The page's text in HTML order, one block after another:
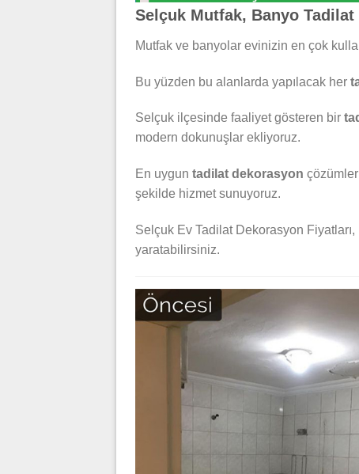
Selçuk Mutfak, Banyo Tadilat
Mutfak ve banyolar evinizin en çok
Bu yüzden bu alanlarda yapılacak her
Selçuk ilçesinde faaliyet gösteren bir
modern dokunuşlar ekliyoruz.
En uygun tadilat dekorasyon
şekilde hizmet sunuyoruz.
Selçuk Ev Tadilat Dekorasyon
yaratabilirsiniz.